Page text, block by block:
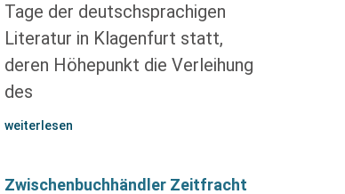
Tage der deutschsprachigen
Literatur in Klagenfurt statt,
deren Höhepunkt die Verleihung
des
weiterlesen
Zwischenbuchhändler Zeitfracht